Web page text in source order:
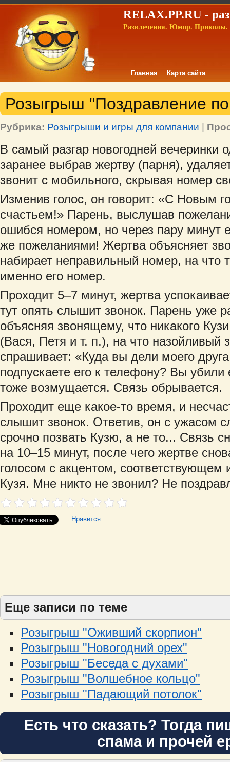
RELAX.PP.RU -
Развлечения. Юмор. Приколы.
Главная Карта сайта
Розыгрыш "Поздравление
Рубрика: Розыгрыши и игры для компании |
В самый разгар новогодней вечеринки
заранее выбрав жертву (парня),
звонит с мобильного, скрывая номер
Изменив голос, он говорит: «С Новым
счастьем!» Парень, выслушав
ошибся номером, но через пару минут
же пожеланиями! Жертва объясняет
набирает неправильный номер, на что
именно его номер.
Проходит 5–7 минут, жертва
тут опять слышит звонок. Парень уже
объясняя звонящему, что никакого
(Вася, Петя и т. п.), на что
спрашивает: «Куда вы дели моего
подпускаете его к телефону? Вы убили
тоже возмущается. Связь обрывается.
Проходит еще какое-то время, и
слышит звонок. Ответив, он с ужасом
срочно позвать Кузю, а не то... Связь
на 10–15 минут, после чего жертве
голосом с акцентом, соответствующем
Кузя. Мне никто не звонил? Не
Нравится
Еще записи по теме
Розыгрыш "Оживший скорпион"
Розыгрыш "Новогодний орех"
Розыгрыш "Беседа с духами"
Розыгрыш "Волшебное кольцо"
Розыгрыш "Падающий потолок"
Есть что сказать? Тогда
спама и прочей